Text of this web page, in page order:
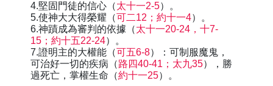
4.堅固門徒的信心（太十一2-5）。
5.使神大大得榮耀（可二12；約十一4）。
6.神蹟成為審判的依據（太十一20-24，十7-
15；約十五22-24）。
7.證明主的大權能（可五6-8）：可制服魔鬼，
可治好一切的疾病（路四40-41；太九35），勝
過死亡，掌權生命（約十一25）。